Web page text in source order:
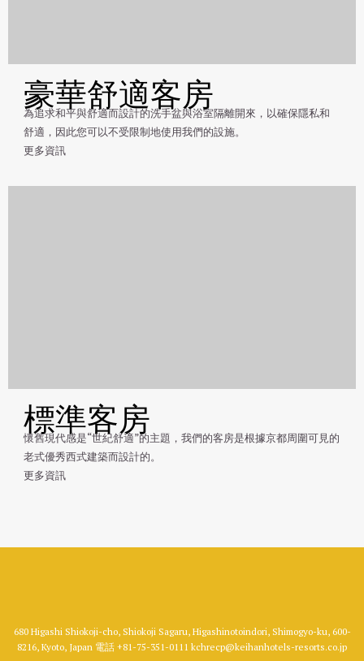
豪華舒適客房
為追求和平與舒適而設計的洗手盆與浴室隔離開來，以確保隱私和
舒適，因此您可以不受限制地使用我們的設施。
更多資訊
標準客房
懷舊現代感是“世紀舒適”的主題，我們的客房是根據京都周圍可見的
老式優秀西式建築而設計的。
更多資訊
680 Higashi Shiokoji-cho, Shiokoji Sagaru, Higashinotoindori, Shimogyo-ku, 600-
8216, Kyoto, Japan 電話 +81-75-351-0111 kchrecp@keihanhotels-resorts.co.jp